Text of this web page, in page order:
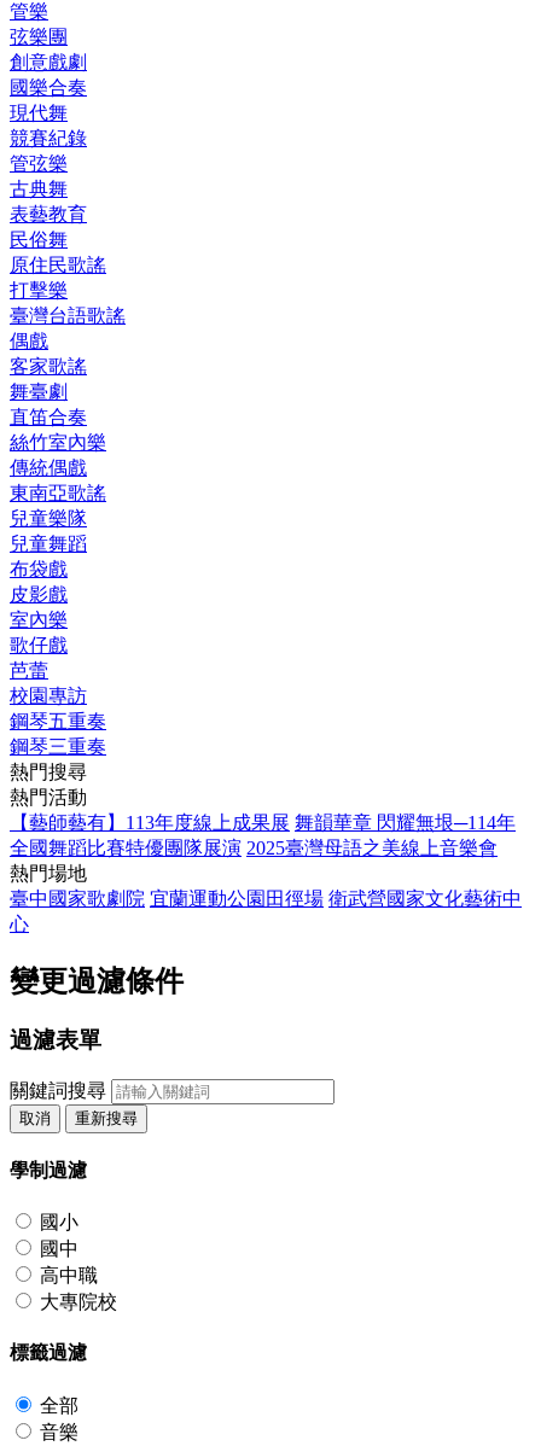
管樂
弦樂團
創意戲劇
國樂合奏
現代舞
競賽紀錄
管弦樂
古典舞
表藝教育
民俗舞
原住民歌謠
打擊樂
臺灣台語歌謠
偶戲
客家歌謠
舞臺劇
直笛合奏
絲竹室內樂
傳統偶戲
東南亞歌謠
兒童樂隊
兒童舞蹈
布袋戲
皮影戲
室內樂
歌仔戲
芭蕾
校園專訪
鋼琴五重奏
鋼琴三重奏
熱門搜尋
熱門活動
【藝師藝有】113年度線上成果展 舞韻華章 閃耀無垠─114年
全國舞蹈比賽特優團隊展演 2025臺灣母語之美線上音樂會
熱門場地
臺中國家歌劇院 宜蘭運動公園田徑場 衛武營國家文化藝術中
心
變更過濾條件
過濾表單
關鍵詞搜尋
取消 重新搜尋
學制過濾
國小
國中
高中職
大專院校
標籤過濾
全部
音樂